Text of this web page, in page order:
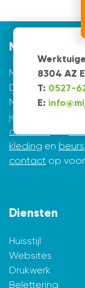
8304 AZ
T: 0527-
E:
Mijnvormgever
De creatieve
Marius de Vries
jarenlange
drukwerk
kleding en
contact op voor
Diensten
Huisstijl
Websites
Drukwerk
Belettering